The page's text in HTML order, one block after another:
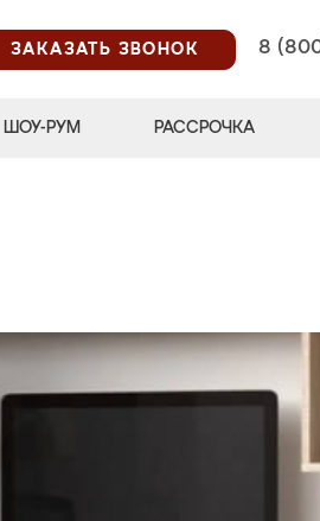
ЗАКАЗАТЬ ЗВОНОК
8
ШОУ-РУМ РАССРОЧКА